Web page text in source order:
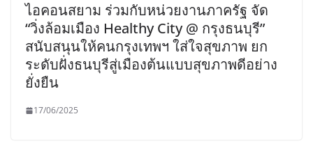
ไอคอนสยาม ร่วมกับหน่วยงานภาครัฐ จัด
“วิ่งล้อมเมือง Healthy City @ กรุงธนบุรี”
สนับสนุนให้คนกรุงเทพฯ ใส่ใจสุขภาพ ยก
ระดับฝั่งธนบุรีสู่เมืองต้นแบบสุขภาพดีอย่าง
ยั่งยืน
17/06/2025